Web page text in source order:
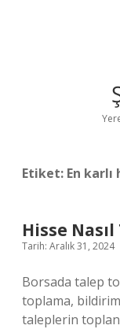
Etiket: En
Hisse
Tarih: Aralık 31, 2024
Borsada talep
toplama,
taleplerin